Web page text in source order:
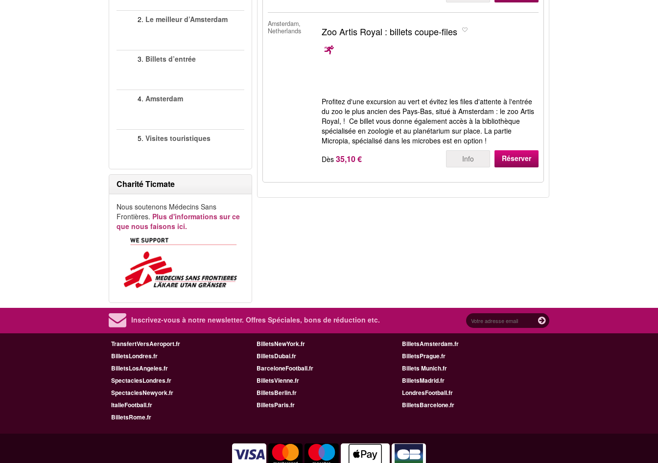
2. Le meilleur d’Amsterdam
3. Billets d’entrée
4. Amsterdam
5. Visites touristiques
Charité Ticmate
Nous soutenons Médecins Sans
Frontières. Plus d'informations sur ce
que nous faisons ici.
Amsterdam,
Netherlands
Zoo Artis Royal : billets coupe-files
Profitez d'une excursion au vert et évitez les files d'attente à l'entrée
du zoo le plus ancien des Pays-Bas, situé à Amsterdam : le zoo Artis
Royal, ! Ce billet vous donne également accès à la bibliothèque
spécialisée en zoologie et au planétarium sur place. La partie
Micropia, spécialisé dans les microbes est en option !
Dès 35,10 € Info Réserver
Inscrivez-vous à notre newsletter. Offres Spéciales, bons de réduction etc.
TransfertVersAeroport.fr BilletsNewYork.fr
BilletsAmsterdam.fr
BilletsLondres.fr
BilletsDubai.fr
BilletsPrague.fr
BilletsLosAngeles.fr
BarceloneFootball.fr
Billets Munich.fr
SpectaclesLondres.fr
BilletsVienne.fr
BilletsMadrid.fr
SpectaclesNewyork.fr
BilletsBerlin.fr
LondresFootball.fr
ItalieFootball.fr
BilletsParis.fr
BilletsBarcelone.fr
BilletsRome.fr